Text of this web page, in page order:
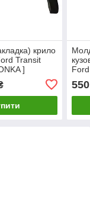
крило
Transit
]